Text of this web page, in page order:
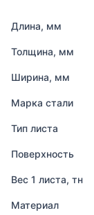
Длина, мм
Толщина, мм
Ширина, мм
Марка стали
Тип листа
Поверхность
Вес 1 листа, тн
Материал